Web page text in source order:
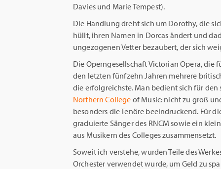
Davies und Marie Tempest).
Die Handlung dreht sich um Dorothy, die
hüllt, ihren Namen in Dorcas ändert und
ungezogenen Vetter bezaubert, der sich
Die Operngesellschaft Victorian Opera, die
den letzten fünfzehn Jahren mehrere
die erfolgreichste. Man bedient sich für
Northern College of Music: nicht zu groß
besonders die Tenöre beeindruckend. Für
graduierte Sänger des RNCM sowie ein
aus Musikern des Colleges zusammensetzt.
Soweit ich verstehe, wurden Teile des
Orchester verwendet wurde, um Geld zu